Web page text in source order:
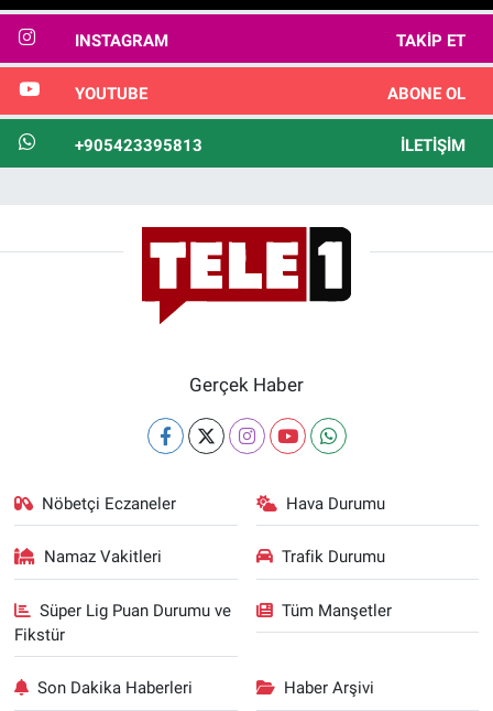
INSTAGRAM TAKIP ET
YOUTUBE ABONE OL
+905423395813 İLETIŞIM
Gerçek Haber
Nöbetçi Eczaneler Hava Durumu
Namaz Vakitleri Trafik Durumu
Süper Lig Puan Durumu ve
Fikstür
Tüm Manşetler
Son Dakika Haberleri Haber Arşivi